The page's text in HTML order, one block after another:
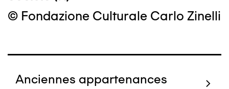
© Fondazione Culturale Carlo Zinelli
Anciennes appartenances